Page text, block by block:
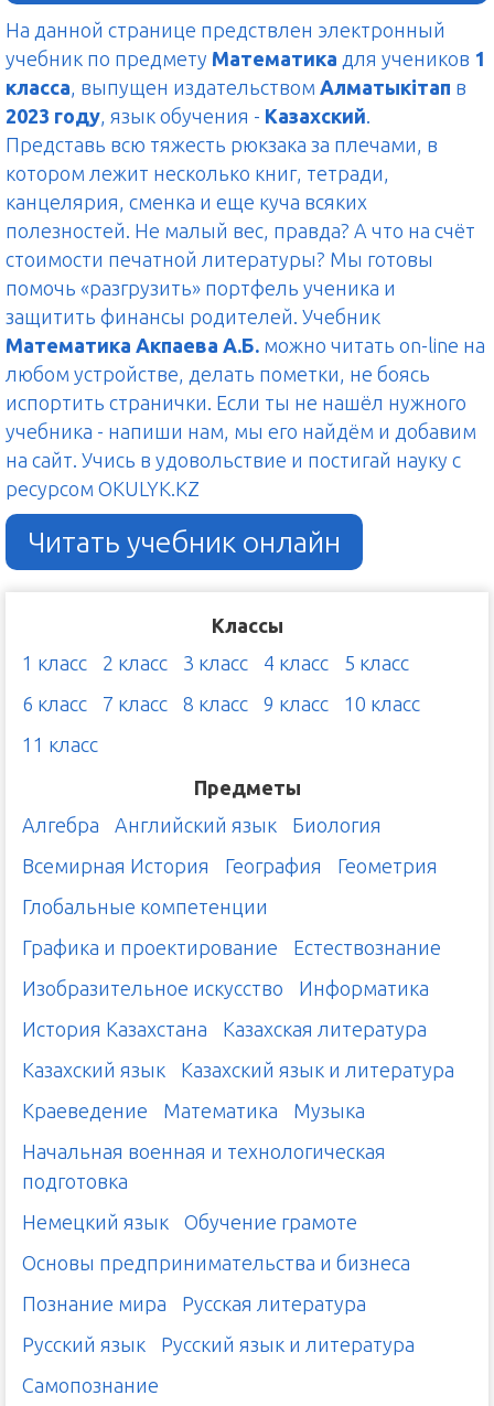
На данной странице предствлен электронный
учебник по предмету Математика для учеников 1
класса, выпущен издательством Алматыкітап в
2023 году, язык обучения - Казахский.
Представь всю тяжесть рюкзака за плечами, в
котором лежит несколько книг, тетради,
канцелярия, сменка и еще куча всяких
полезностей. Не малый вес, правда? А что на счёт
стоимости печатной литературы? Мы готовы
помочь «разгрузить» портфель ученика и
защитить финансы родителей. Учебник
Математика Акпаева А.Б. можно читать on-line на
любом устройстве, делать пометки, не боясь
испортить странички. Если ты не нашёл нужного
учебника - напиши нам, мы его найдём и добавим
на сайт. Учись в удовольствие и постигай науку с
ресурсом OKULYK.KZ
Читать учебник онлайн
Классы
1 класс
2 класс 3 класс 4 класс
5 класс
6 класс
7 класс 8 класс 9 класс
10 класс
11 класс
Предметы
Алгебра
Английский язык
Биология
Всемирная История
География
Геометрия
Глобальные компетенции
Графика и проектирование
Естествознание
Изобразительное искусство
Информатика
История Казахстана
Казахская литература
Казахский язык
Казахский язык и литература
Краеведение
Математика
Музыка
Начальная военная и технологическая
подготовка
Немецкий язык
Обучение грамоте
Основы предпринимательства и бизнеса
Познание мира
Русская литература
Русский язык
Русский язык и литература
Самопознание